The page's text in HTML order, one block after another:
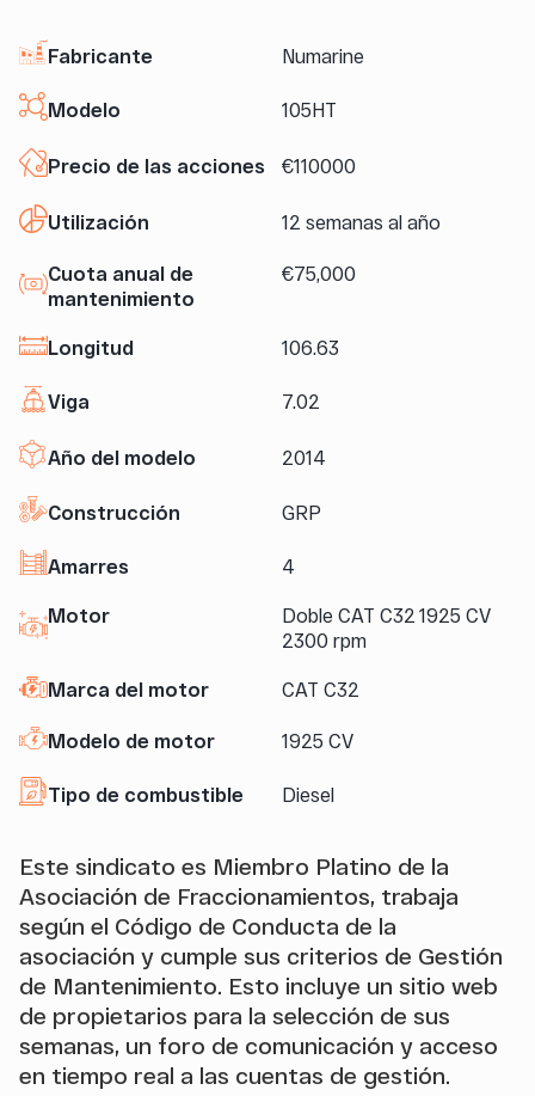
Fabricante Numarine
Modelo 105HT
Precio de las acciones €110000
Utilización 12 semanas al año
Cuota anual de
mantenimiento
€75,000
Longitud 106.63
Viga 7.02
Año del modelo 2014
Construcción GRP
Amarres 4
Motor
Doble CAT C32 1925 CV
2300 rpm
Marca del motor CAT C32
Modelo de motor 1925 CV
Tipo de combustible Diesel
Este sindicato es Miembro Platino de la
Asociación de Fraccionamientos, trabaja
según el Código de Conducta de la
asociación y cumple sus criterios de Gestión
de Mantenimiento. Esto incluye un sitio web
de propietarios para la selección de sus
semanas, un foro de comunicación y acceso
en tiempo real a las cuentas de gestión.